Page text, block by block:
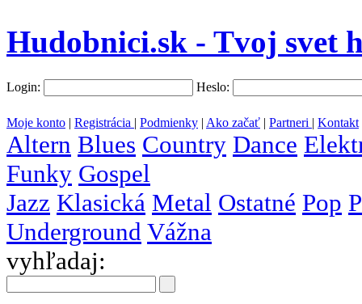
Hudobnici.sk - Tvoj svet
Login: Heslo:
Moje konto | Registrácia | Podmienky | Ako začať | Partneri | Kontakt
Altern Blues Country Dance
Funky Gospel
Jazz Klasická Metal Ostatné Pop
Underground Vážna
vyhľadaj: